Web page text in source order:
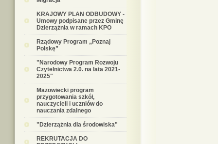
KRAJOWY PLAN ODBUDOWY -
Umowy podpisane przez Gminę
Dzierzążnia w ramach KPO
Rządowy Program „Poznaj
Polskę”
"Narodowy Program Rozwoju
Czytelnictwa 2.0. na lata 2021-
2025"
Mazowiecki program
przygotowania szkół,
nauczycieli i uczniów do
nauczania zdalnego
"Dzierzążnia dla środowiska"
REKRUTACJA DO